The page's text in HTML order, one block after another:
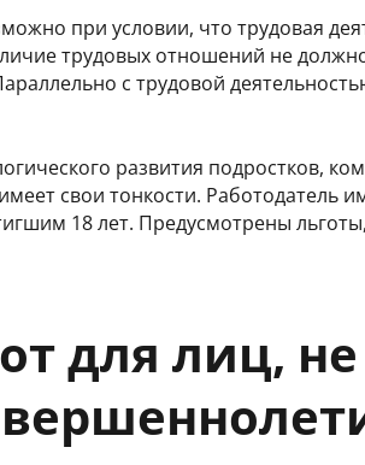
при условии, что трудовая
трудовых отношений не
с трудовой
развития подростков,
свои тонкости. Работодатель
18 лет. Предусмотрены
для лиц, не